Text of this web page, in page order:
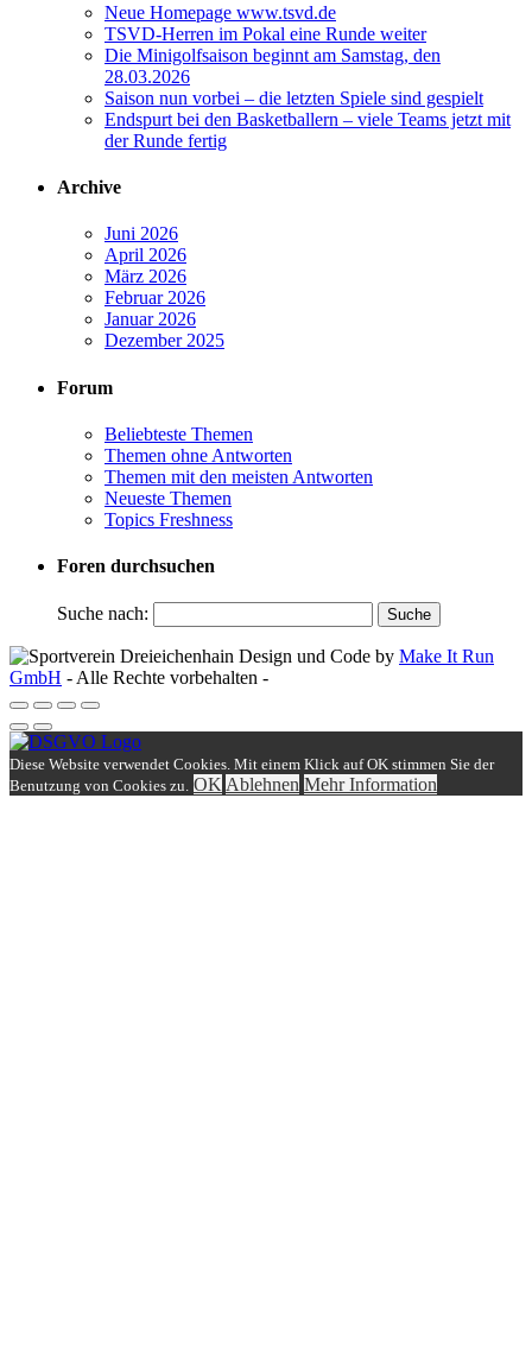
Neue Homepage www.tsvd.de
TSVD-Herren im Pokal eine Runde weiter
Die Minigolfsaison beginnt am Samstag, den
28.03.2026
Saison nun vorbei – die letzten Spiele sind gespielt
Endspurt bei den Basketballern – viele Teams jetzt mit
der Runde fertig
Archive
Juni 2026
April 2026
März 2026
Februar 2026
Januar 2026
Dezember 2025
Forum
Beliebteste Themen
Themen ohne Antworten
Themen mit den meisten Antworten
Neueste Themen
Topics Freshness
Foren durchsuchen
Suche nach:
Design und Code by Make It Run
GmbH - Alle Rechte vorbehalten -
Diese Website verwendet Cookies. Mit einem Klick auf OK stimmen Sie der
Benutzung von Cookies zu. OKAblehnen Mehr Information